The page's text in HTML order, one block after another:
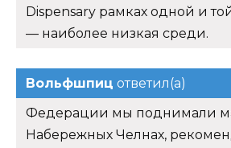
Dispensary рамках одной и
— наиболее низкая среди.
Вольфшпиц ответил(а)
Федерации мы поднимали
Набережных Челнах,